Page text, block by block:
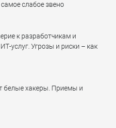
слабое звено
к разработчикам и
услуг. Угрозы и риски – как
белые хакеры. Приемы и